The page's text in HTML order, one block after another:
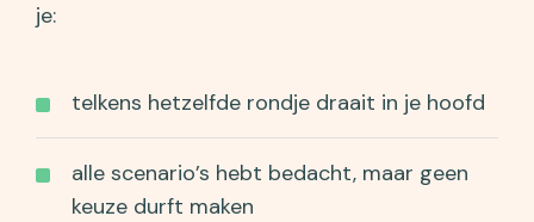
je:
telkens hetzelfde rondje draait in je hoofd
alle scenario’s hebt bedacht, maar geen
keuze durft maken